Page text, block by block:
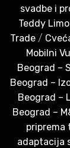
svadbe i
Teddy Limo
Trade/
Mobilni
Beograd –
Beograd –
Beograd –
Beograd –
priprema
adaptacija